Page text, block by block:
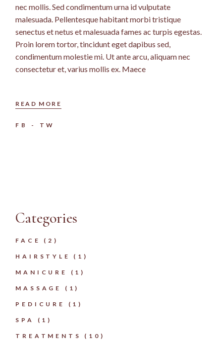
nec mollis. Sed condimentum urna id vulputate
malesuada. Pellentesque habitant morbi tristique
senectus et netus et malesuada fames ac turpis egestas.
Proin lorem tortor, tincidunt eget dapibus sed,
condimentum molestie mi. Ut ante arcu, aliquam nec
consectetur et, varius mollis ex. Maece
READ MORE
FB TW
Categories
FACE (2)
HAIRSTYLE (1)
MANICURE (1)
MASSAGE (1)
PEDICURE (1)
SPA (1)
TREATMENTS (10)